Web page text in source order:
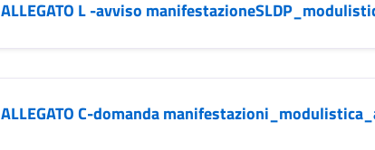
ALLEGATO L -avviso
ALLEGATO C-domanda